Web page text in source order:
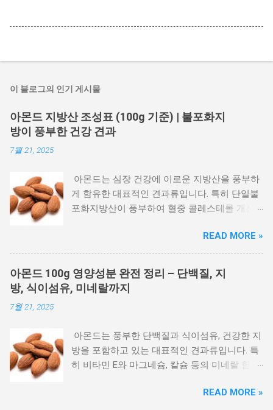
이 블로그의 인기 게시물
아몬드 지방산 조성표 (100g 기준) | 불포화지
방이 풍부한 건강 견과
7월 21, 2025
아몬드는 심장 건강에 이로운 지방산을 풍부하
게 함유한 대표적인 견과류입니다. 특히 단일불
포화지방산이 풍부하여 혈중 콜레스테롤 개선
아몬드 100g 기준 지방산의 세부 조성입니다. [1.
아몬드 100g 지방산 조성] 아몬드 100g에는 총
지방산이 47.8g 함유되어 있으며, 이 중 불포화
지방산이 44.0g으로 대부분을 차지합니다. 단일
불포화지방산은 31.0g, 다가불포화지방산은
수 지방산 g 13.0 총 포화 지방산 g 3.8 총 불포화
지방산 g 44.0 총 단일 불포화지방산 g 31.0 총
다가 불포화지방산 g 13.0 아몬드 100g 영양성
[1-1. 아몬드 필수 지방산 (불포화지방)] 구분 단
READ MORE »
아몬드 100g 영양성분 완전 정리 – 단백질, 지
방, 식이섬유, 미네랄까지
7월 21, 2025
아몬드는 풍부한 단백질과 식이섬유, 건강한 지
방을 포함하고 있는 대표적인 견과류입니다. 특
히 비타민 E와 마그네슘, 칼슘 등의 미네랄 함량
표를 통해 아몬드 100g에 포함된 주요 영양소를
READ MORE »